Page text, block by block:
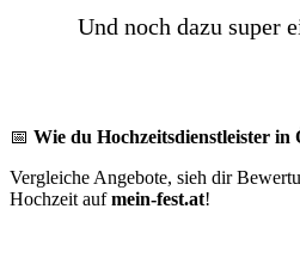
Und noch dazu super
📅 Wie du Hochzeitsdienstleister
Vergleiche Angebote, sieh dir
Hochzeit aufmein-fest.at!